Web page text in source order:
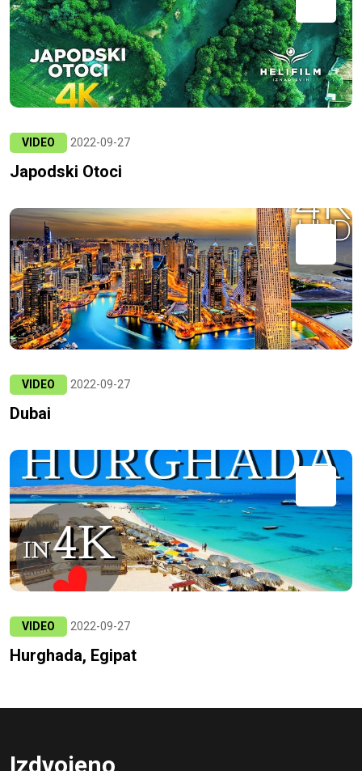
VIDEO 2022-09-27
Japodski Otoci
VIDEO 2022-09-27
Dubai
VIDEO 2022-09-27
Hurghada, Egipat
Izdvojeno